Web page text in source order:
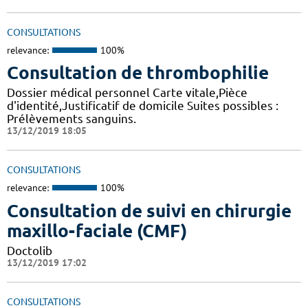
CONSULTATIONS
relevance: 100%
Consultation de thrombophilie
Dossier médical personnel Carte vitale,Pièce
d'identité,Justificatif de domicile Suites possibles :
Prélèvements sanguins.
13/12/2019 18:05
CONSULTATIONS
relevance: 100%
Consultation de suivi en chirurgie
maxillo-faciale (CMF)
Doctolib
13/12/2019 17:02
CONSULTATIONS